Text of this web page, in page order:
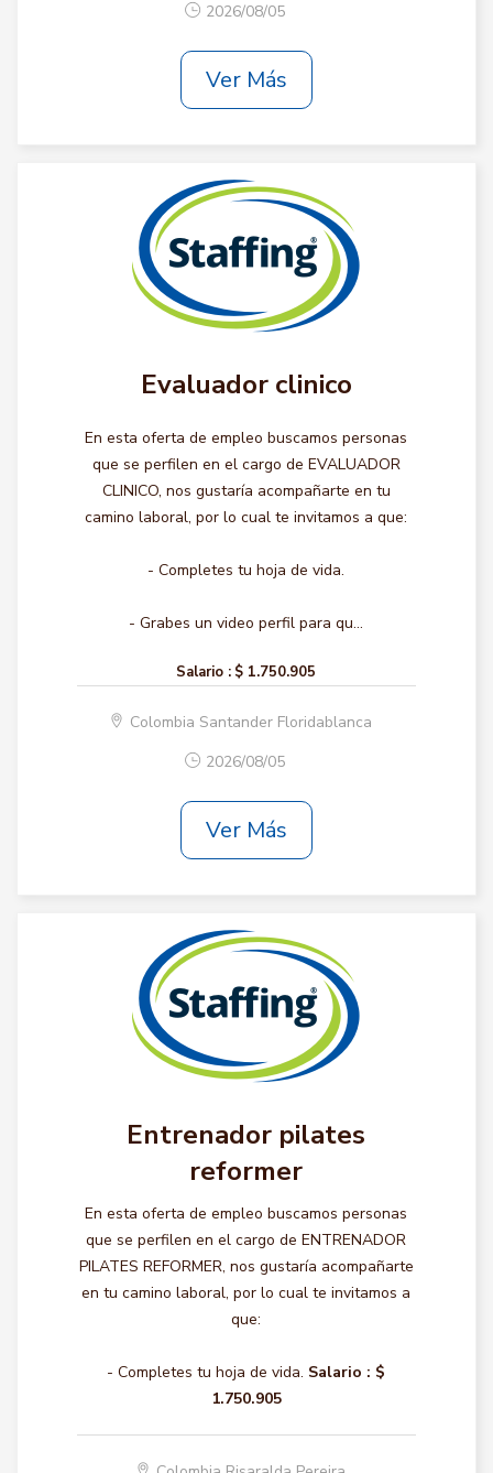
2026/08/05
Ver Más
Evaluador clinico
En esta oferta de empleo buscamos personas
que se perfilen en el cargo de EVALUADOR
CLINICO, nos gustaría acompañarte en tu
camino laboral, por lo cual te invitamos a que:
- Completes tu hoja de vida.
- Grabes un video perfil para qu...
Salario : $ 1.750.905
Colombia Santander Floridablanca
2026/08/05
Ver Más
Entrenador pilates
reformer
En esta oferta de empleo buscamos personas
que se perfilen en el cargo de ENTRENADOR
PILATES REFORMER, nos gustaría acompañarte
en tu camino laboral, por lo cual te invitamos a
que:
- Completes tu hoja de vida. Salario : $
1.750.905